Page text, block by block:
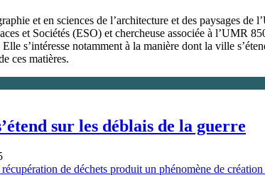
et en sciences de l’architecture et des paysages
et Sociétés (ESO) et chercheuse associée à l’UMR
s’intéresse notamment à la manière dont la ville
ces matières.
sur les déblais de la guerre
de déchets produit un phénomène de